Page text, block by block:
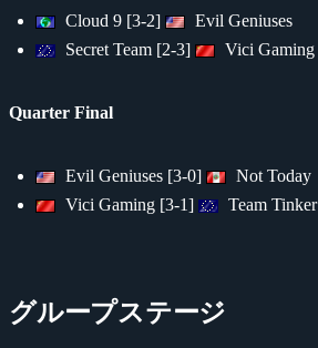
Cloud 9 [3-2]
Evil Geniuses
Secret Team [2-3]
Vici Gaming
Quarter Final
Evil Geniuses [3-0]
Not Today
Vici Gaming [3-1]
Team Tinker
グループステージ